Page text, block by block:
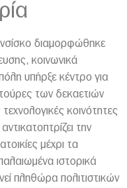
διαμορφώθηκε
κοινωνικά
υπήρξε κέντρο για
των δεκαετιών
κοινότητες
την
μέχρι τα
ιστορικά
πληθώρα πολιτιστικών